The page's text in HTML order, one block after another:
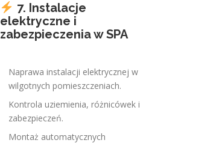
7. Instalacje
elektryczne i
zabezpieczenia w SPA
Naprawa instalacji elektrycznej w
wilgotnych pomieszczeniach.
Kontrola uziemienia, różnicówek i
zabezpieczeń.
Montaż automatycznych